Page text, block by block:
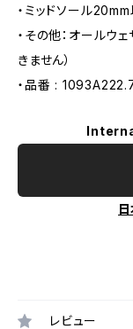
・ミッドソール
・その他：オールウ
きません）
・品番 :
レビュー